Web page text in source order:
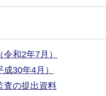
和2年7月）
30年4月）
査の提出資料